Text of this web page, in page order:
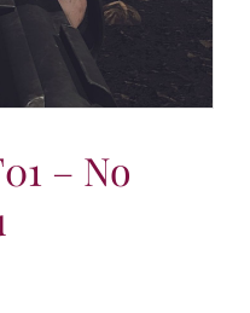
– No